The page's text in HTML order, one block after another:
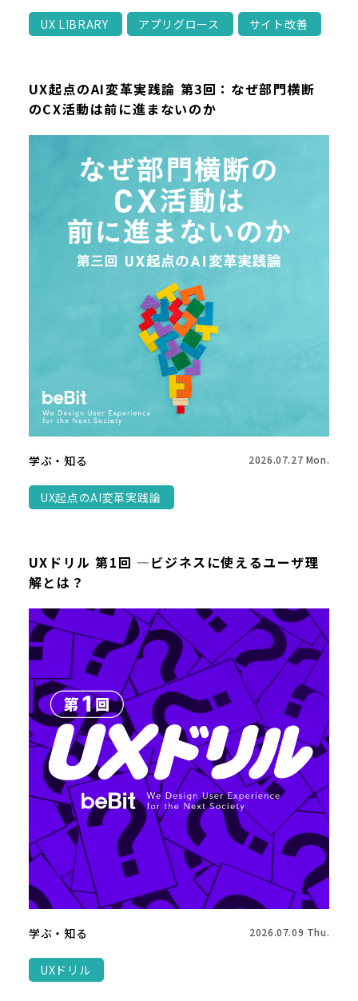
UX LIBRARY アプリグロース サイト改善
UX起点のAI変革実践論 第3回：なぜ部門横断
のCX活動は前に進まないのか
学ぶ・知る 2026.07.27 Mon.
UX起点のAI変革実践論
UXドリル 第1回 ―ビジネスに使えるユーザ理
解とは？
学ぶ・知る 2026.07.09 Thu.
UXドリル